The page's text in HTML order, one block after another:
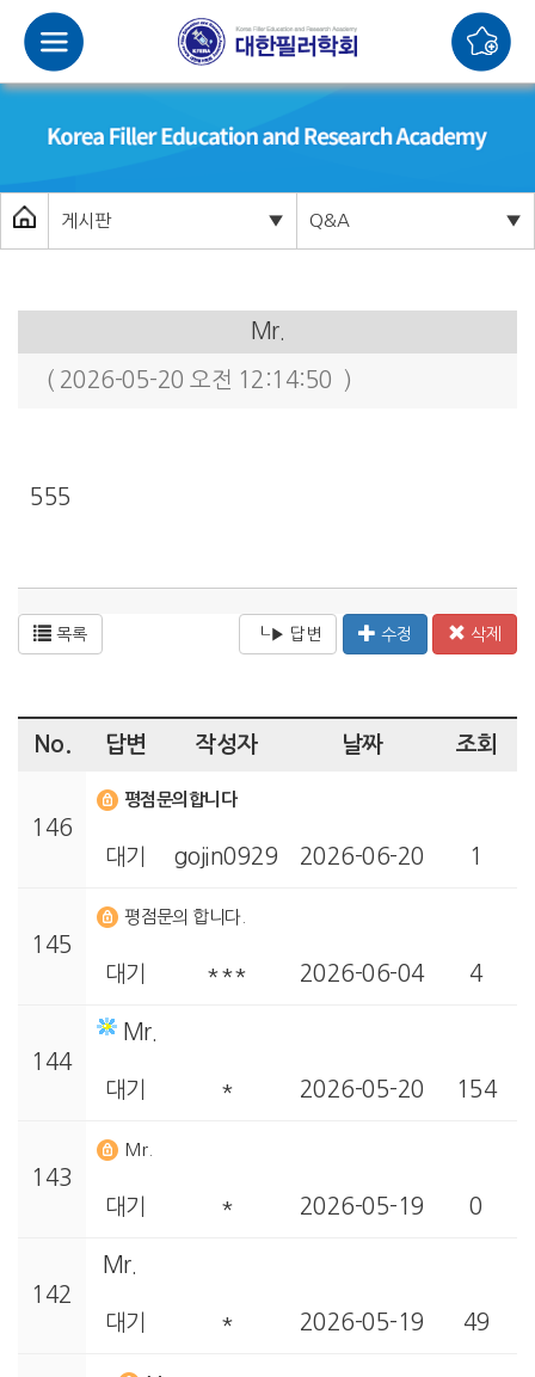
게시판 ▼ Q&A ▼
Mr.
( 2026-05-20 오전 12:14:50 )
555
목록 ┖▶ 답변 수정 삭제
No. 답변 작성자 날짜 조회
146
평점문의합니다
대기 gojin0929 2026-06-20 1
145
평점문의 합니다.
대기 *** 2026-06-04 4
144
Mr.
대기 * 2026-05-20 154
143
Mr.
대기 * 2026-05-19 0
142
Mr.
대기 * 2026-05-19 49